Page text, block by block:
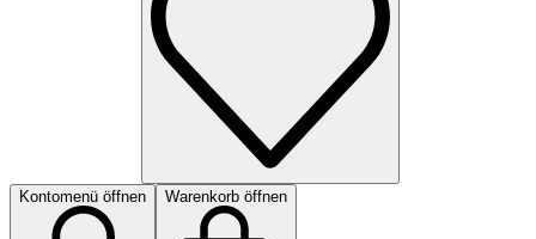
Kontomenü öffnen Warenkorb öffnen